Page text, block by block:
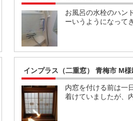
お風呂の水栓のハン
ーいうようになって
インプラス（二重窓） 青梅市 M様
内窓を付ける前は一
着けていましたが、